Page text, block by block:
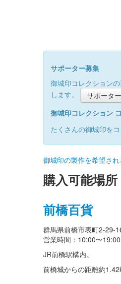
サポーター募集
御城印コレクション
します。
サポータ
御城印コレクション
たくさんの御城印を
御城印の製作を希望され
購入可能場所
前橋百貨
群馬県前橋市表町2-29-
営業時間：10:00〜19:00
JR前橋駅構内。
前橋城からの距離約